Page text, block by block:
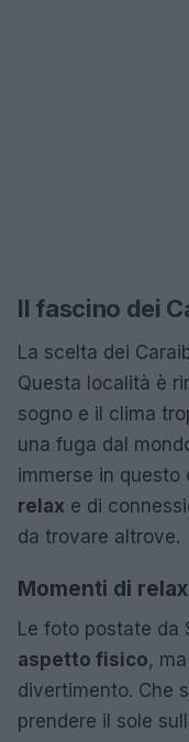
Il fascino dei
La scelta dei
Questa località è
sogno e il clima
una fuga dal
immerse in
relax e di
da trovare altrove.
Momenti di
Le foto postate da
aspetto fisico,
divertimento. Che
prendere il sole